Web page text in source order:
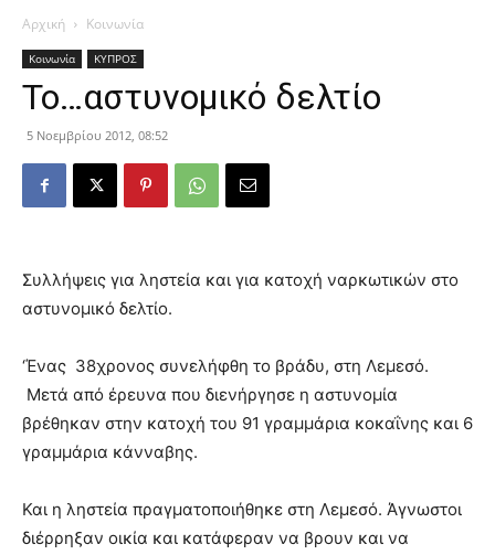
Αρχική Κοινωνία
Κοινωνία ΚΥΠΡΟΣ
Το…αστυνομικό δελτίο
5 Νοεμβρίου 2012, 08:52
Συλλήψεις για ληστεία και για κατοχή ναρκωτικών στο
αστυνομικό δελτίο.
‘Ένας 38χρονος συνελήφθη το βράδυ, στη Λεμεσό.
Μετά από έρευνα που διενήργησε η αστυνομία
βρέθηκαν στην κατοχή του 91 γραμμάρια κοκαΐνης και 6
γραμμάρια κάνναβης.
Και η ληστεία πραγματοποιήθηκε στη Λεμεσό. Άγνωστοι
διέρρηξαν οικία και κατάφεραν να βρουν και να